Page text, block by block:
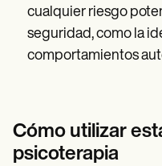
cualquier riesgo
seguridad, como la
comportamientos
Cómo utilizar
psicoterapia